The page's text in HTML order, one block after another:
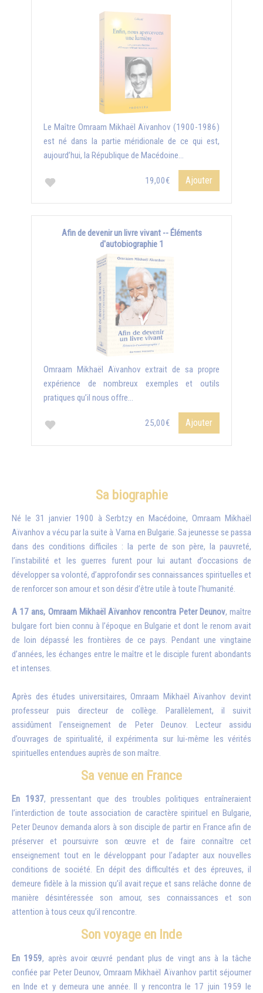
Le Maître Omraam Mikhaël Aïvanhov (1900-1986)
est né dans la partie méridionale de ce qui est,
aujourd’hui, la République de Macédoine...
19,00€ Ajouter
Afin de devenir un livre vivant -- Éléments
d'autobiographie 1
Omraam Mikhaël Aïvanhov extrait de sa propre
expérience de nombreux exemples et outils
pratiques qu’il nous offre...
25,00€ Ajouter
Sa biographie
Né le 31 janvier 1900 à Serbtzy en Macédoine, Omraam Mikhaël
Aïvanhov a vécu par la suite à Varna en Bulgarie. Sa jeunesse se passa
dans des conditions difficiles : la perte de son père, la pauvreté,
l’instabilité et les guerres furent pour lui autant d’occasions de
développer sa volonté, d’approfondir ses connaissances spirituelles et
de renforcer son amour et son désir d’être utile à toute l’humanité.
A 17 ans, Omraam Mikhaël Aïvanhov rencontra Peter Deunov, maître
bulgare fort bien connu à l’époque en Bulgarie et dont le renom avait
de loin dépassé les frontières de ce pays. Pendant une vingtaine
d’années, les échanges entre le maître et le disciple furent abondants
et intenses.
Après des études universitaires, Omraam Mikhaël Aïvanhov devint
professeur puis directeur de collège. Parallèlement, il suivit
assidûment l’enseignement de Peter Deunov. Lecteur assidu
d’ouvrages de spiritualité, il expérimenta sur lui-même les vérités
spirituelles entendues auprès de son maître.
Sa venue en France
En 1937, pressentant que des troubles politiques entraîneraient
l’interdiction de toute association de caractère spirituel en Bulgarie,
Peter Deunov demanda alors à son disciple de partir en France afin de
préserver et poursuivre son œuvre et de faire connaître cet
enseignement tout en le développant pour l’adapter aux nouvelles
conditions de société. En dépit des difficultés et des épreuves, il
demeure fidèle à la mission qu’il avait reçue et sans relâche donne de
manière désintéressée son amour, ses connaissances et son
attention à tous ceux qu’il rencontre.
Son voyage en Inde
En 1959, après avoir œuvré pendant plus de vingt ans à la tâche
confiée par Peter Deunov, Omraam Mikhaël Aïvanhov partit séjourner
en Inde et y demeura une année. Il y rencontra le 17 juin 1959 le